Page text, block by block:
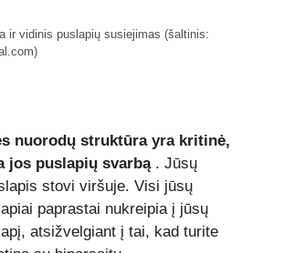
ir vidinis puslapių susiejimas (šaltinis:
nuorodų struktūra yra kritinė,
jos puslapių svarbą. Jūsų
stovi viršuje. Visi jūsų
paprastai nukreipia į jūsų
atsižvelgiant į tai, kad turite